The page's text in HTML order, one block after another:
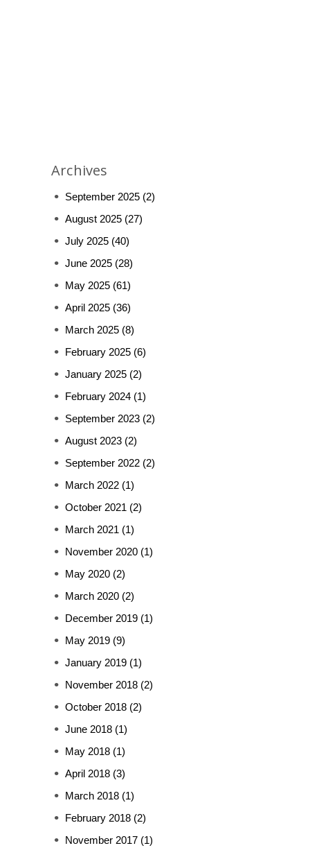
Archives
September 2025 (2)
August 2025 (27)
July 2025 (40)
June 2025 (28)
May 2025 (61)
April 2025 (36)
March 2025 (8)
February 2025 (6)
January 2025 (2)
February 2024 (1)
September 2023 (2)
August 2023 (2)
September 2022 (2)
March 2022 (1)
October 2021 (2)
March 2021 (1)
November 2020 (1)
May 2020 (2)
March 2020 (2)
December 2019 (1)
May 2019 (9)
January 2019 (1)
November 2018 (2)
October 2018 (2)
June 2018 (1)
May 2018 (1)
April 2018 (3)
March 2018 (1)
February 2018 (2)
November 2017 (1)